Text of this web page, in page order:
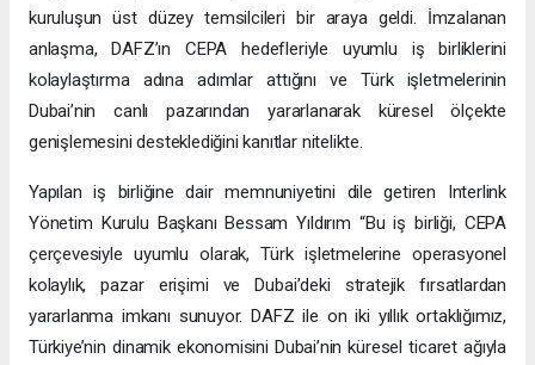
kuruluşun üst düzey temsilcileri bir araya geldi. İmzalanan
anlaşma, DAFZ’ın CEPA hedefleriyle uyumlu iş birliklerini
kolaylaştırma adına adımlar attığını ve Türk işletmelerinin
Dubai’nin canlı pazarından yararlanarak küresel ölçekte
genişlemesini desteklediğini kanıtlar nitelikte.
Yapılan iş birliğine dair memnuniyetini dile getiren Interlink
Yönetim Kurulu Başkanı Bessam Yıldırım “Bu iş birliği, CEPA
çerçevesiyle uyumlu olarak, Türk işletmelerine operasyonel
kolaylık, pazar erişimi ve Dubai’deki stratejik fırsatlardan
yararlanma imkanı sunuyor. DAFZ ile on iki yıllık ortaklığımız,
Türkiye’nin dinamik ekonomisini Dubai’nin küresel ticaret ağıyla